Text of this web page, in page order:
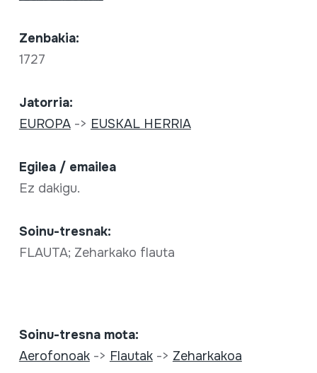
Zenbakia:
1727
Jatorria:
EUROPA-> EUSKAL HERRIA
Egilea / emailea
Ez dakigu.
Soinu-tresnak:
FLAUTA; Zeharkako flauta
Soinu-tresna mota:
Aerofonoak-> Flautak-> Zeharkakoa